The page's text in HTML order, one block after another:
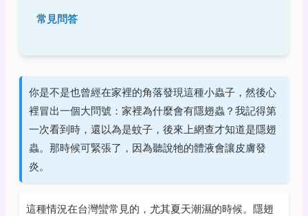
常見問答
你是不是也曾經在家裡的角落發現這種小蟲子，然後心
裡冒出一個大問號：家裡為什麼會有隱翅蟲？我記得第
一次看到時，還以為是蚊子，後來上網查才知道是隱翅
蟲。那時候可緊張了，因為聽說牠的體液會讓皮膚發
炎。
這種情況在台灣蠻常見的，尤其夏天潮濕的時候。隱翅